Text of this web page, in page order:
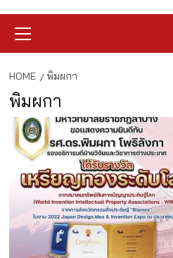
Menu
HOME พิมผกา
พิมผกา